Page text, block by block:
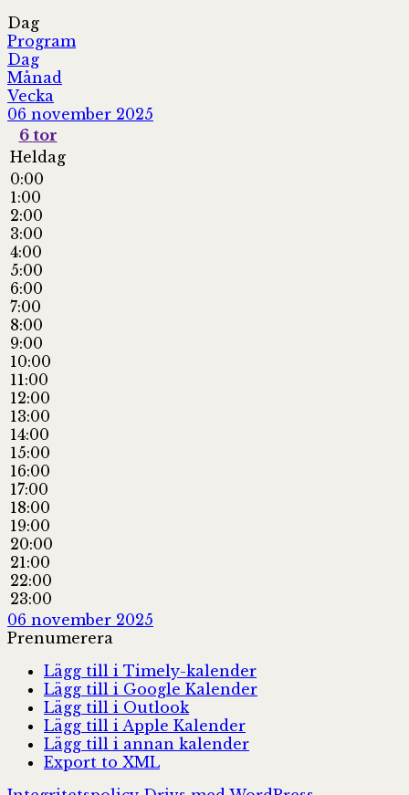
Dag
Program
Dag
Månad
Vecka
06 november 2025
6 tor
Heldag
0:00
1:00
2:00
3:00
4:00
5:00
6:00
7:00
8:00
9:00
10:00
11:00
12:00
13:00
14:00
15:00
16:00
17:00
18:00
19:00
20:00
21:00
22:00
23:00
06 november 2025
Prenumerera
Lägg till i Timely-kalender
Lägg till i Google Kalender
Lägg till i Outlook
Lägg till i Apple Kalender
Lägg till i annan kalender
Export to XML